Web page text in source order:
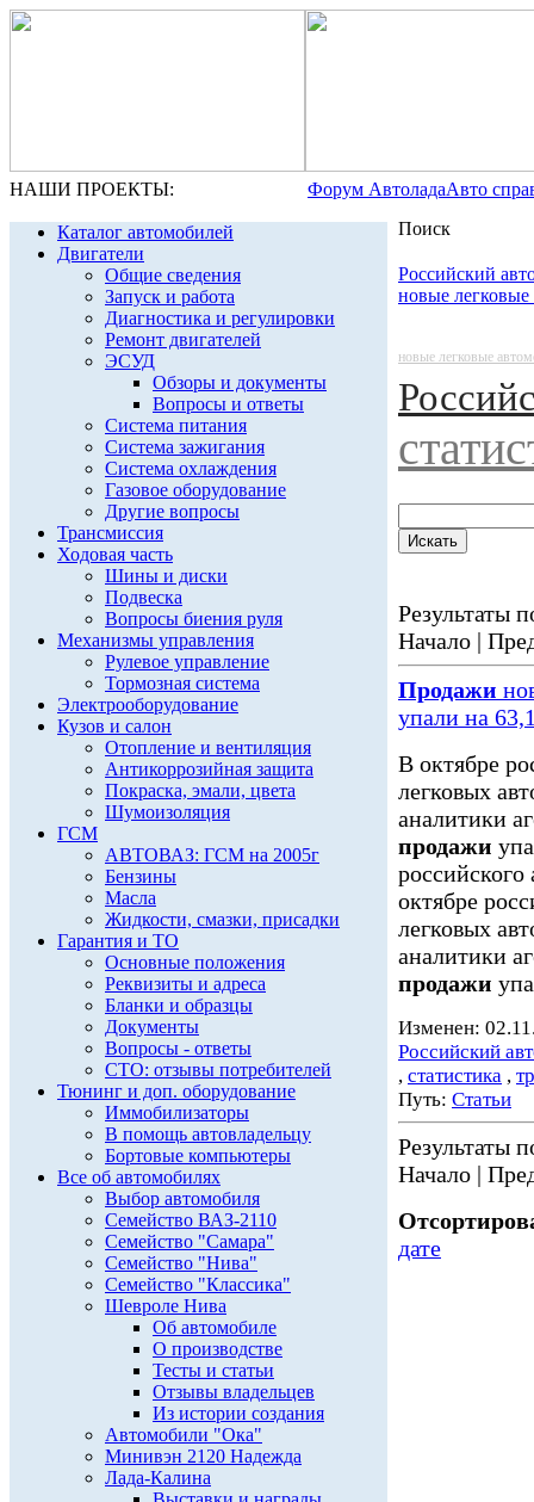
НАШИ ПРОЕКТЫ: Форум АвтоладаАвто
Каталог автомобилей
Двигатели
Общие сведения
Запуск и работа
Диагностика и регулировки
Ремонт двигателей
ЭСУД
Обзоры и документы
Вопросы и ответы
Система питания
Система зажигания
Система охлаждения
Газовое оборудование
Другие вопросы
Трансмиссия
Ходовая часть
Шины и диски
Подвеска
Вопросы биения руля
Механизмы управления
Рулевое управление
Тормозная система
Электрооборудование
Кузов и салон
Отопление и вентиляция
Антикоррозийная защита
Покраска, эмали, цвета
Шумоизоляция
ГСМ
АВТОВАЗ: ГСМ на 2005г
Бензины
Масла
Жидкости, смазки, присадки
Гарантия и ТО
Основные положения
Реквизиты и адреса
Бланки и образцы
Документы
Вопросы - ответы
СТО: отзывы потребителей
Тюнинг и доп. оборудование
Иммобилизаторы
В помощь автовладельцу
Бортовые компьютеры
Все об автомобилях
Выбор автомобиля
Семейство ВАЗ-2110
Семейство "Самара"
Семейство "Нива"
Семейство "Классика"
Шевроле Нива
Об автомобиле
О производстве
Тесты и статьи
Отзывы владельцев
Из истории создания
Автомобили "Ока"
Минивэн 2120 Надежда
Лада-Калина
Поиск
Российский
новые
новые легковые
Результаты
Начало |
Продажи
упали на
В октябре
легковых
аналитики
продажи
российского
октябре
легковых
аналитики
продажи
Изменен:
Российский
, статистика ,
Путь: Статьи
Результаты
Начало |
дате